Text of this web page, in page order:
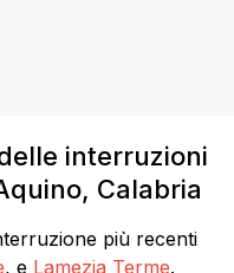
interruzioni
Calabria
più recenti
, e Lamezia Terme.